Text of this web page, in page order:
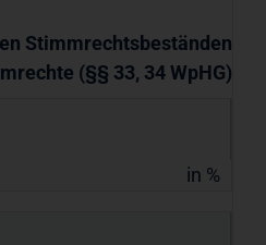
Stimmrechtsbeständen
(§§ 33, 34 WpHG)
in %